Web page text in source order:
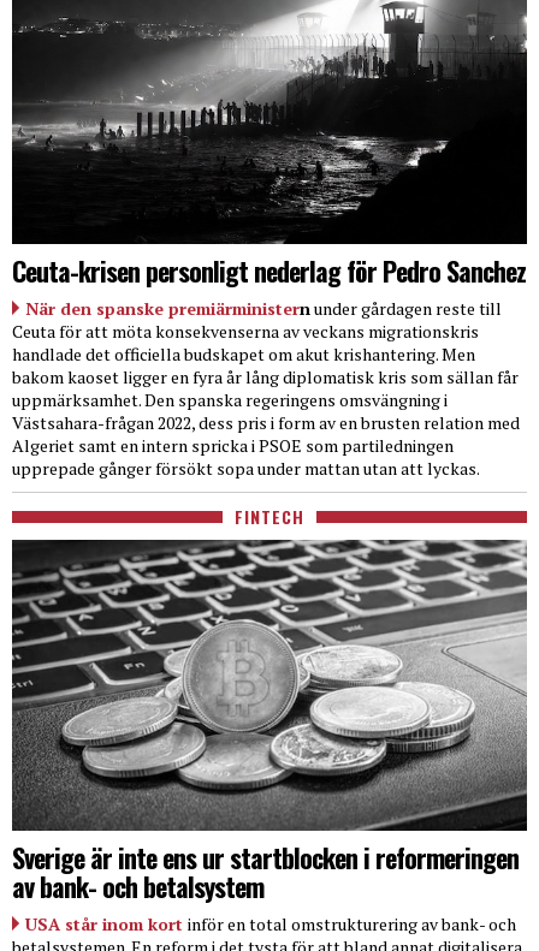
Ceuta-krisen personligt nederlag för Pedro Sanchez
När den spanske premiärministernunder gårdagen reste till
Ceuta för att möta konsekvenserna av veckans migrationskris
handlade det officiella budskapet om akut krishantering. Men
bakom kaoset ligger en fyra år lång diplomatisk kris som sällan får
uppmärksamhet. Den spanska regeringens omsvängning i
Västsahara-frågan 2022, dess pris i form av en brusten relation med
Algeriet samt en intern spricka i PSOE som partiledningen
upprepade gånger försökt sopa under mattan utan att lyckas.
FINTECH
Sverige är inte ens ur startblocken i reformeringen
av bank- och betalsystem
USA står inom kort inför en total omstrukturering av bank- och